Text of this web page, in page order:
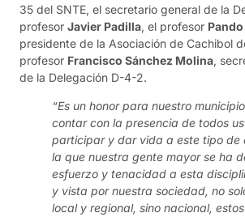
35 del SNTE, el secretario general de la
profesor Javier Padilla, el profesor
presidente de la Asociación de Cachibol
profesor Francisco Sánchez Molina,
de la Delegación D-4-2.
“Es un honor para nuestro
contar con la presencia de todos
participar y dar vida a este tipo de
la que nuestra gente mayor se ha
esfuerzo y tenacidad a esta
y vista por nuestra sociedad, no
local y regional, sino nacional,